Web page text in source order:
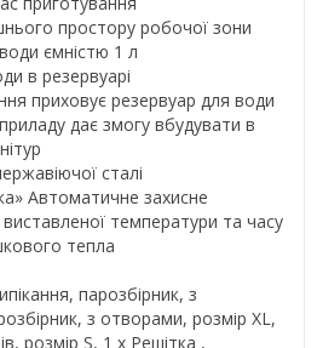
простору робочої зони
ємністю 1 л
в резервуарі
приховує резервуар для води
дає змогу вбудувати в
сталі
Автоматичне захисне
температури та часу
тепла
парозбірник, з
з отворами, розмір XL,
розмір S, 1 x Решітка ,